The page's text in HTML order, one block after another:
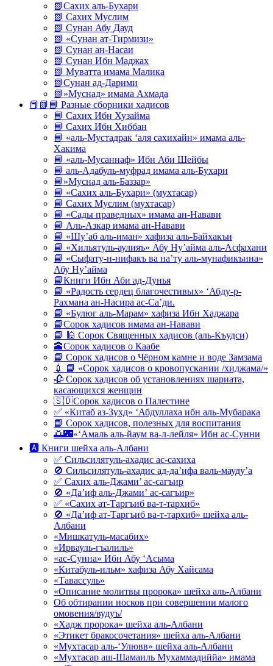
📗Сахих аль-Бухари
📗 Сахих Муслим
📗 Сунан Абу Дауд
📗 «Сунан ат-Тирмизи»
📗 Сунан ан-Насаи
📗 Сунан Ибн Маджах
📗 Муватта имама Малика
📗Сунан ад-Дарими
📗»Муснад» имама Ахмада
📕📗📘 Разные сборники хадисов
📘 Сахих Ибн Хузайма
📘 Сахих Ибн Хиббан
📘 «аль-Мустадрак ‘аля сахихайн» имама аль-
Хакима
📘 «аль-Мусаннаф» Ибн Аби Шейбы
📘 аль-Адабуль-муфрад имама аль-Бухари
📘»Муснад аль-Баззар»
📘 «Сахих аль-Бухари» (мухтасар)
📘 Сахих Муслим (мухтасар)
📘 «Сады праведных» имама ан-Навави
📘 Аль-Азкар имама ан-Навави
📘 «Шу’аб аль-иман» хафиза аль-Байхакъи
📘 «Хильятуль-аулияъ» Абу Ну’айма аль-Асфахани
📘 «Сыфату-н-нифакъ ва на’ту аль-мунафикъина»
Абу Ну’айма
📘Книги Ибн Аби ад-Дунья
📘 «Радость сердец благочестивых» ‘Абду-р-
Рахмана ан-Насира ас-Са’ди.
📘 «Булюг аль-Марам» хафиза Ибн Хаджара
📘Сорок хадисов имама ан-Навави
📘 🕌 Сорок Священных хадисов (аль-Къудси)
🕋Сорок хадисов о Каабе
📘 Сорок хадисов о Чёрном камне и воде Замзама
💉 📘 «Сорок хадисов о кровопускании /хиджама/»
🥀 Сорок хадисов об установлениях шариата,
касающихся женщин
🇸🇩Сорок хадисов о Палестине
✅ «Китаб аз-Зухд» ‘Абдуллаха ибн аль-Мубарака
📘 Сорок хадисов, полезных для воспитания
🌅🌃«‘Амаль аль-йаум ва-л-лейля» Ибн ас-Сунни
🅰 Книги шейха аль-Албани
✅ Сильсилятуль-ахадис ас-сахиха
🚫 Сильсилятуль-ахадис ад-да’ифа валь-мауду’а
✅ Сахих аль-Джами’ ас-сагъир
🚫 «Да’иф аль-Джами’ ас-сагъир»
✅ «Сахих ат-Таргъиб ва-т-тархиб»
🚫 «Да’иф ат-Таргъиб ва-т-тархиб» шейха аль-
Албани
«Мишкатуль-масабих»
«Ирвауль-гъалиль»
«ас-Сунна» Ибн Абу ‘Асыма
«Китабуль-ильм» хафиза Абу Хайсама
«Тавассуль»
«Описание молитвы пророка» шейха аль-Албани
Об обтирании носков при совершении малого
омовения/вудуъ/
«Хадж пророка» шейха аль-Албани
«Этикет бракосочетания» шейха аль-Албани
«Мухтасар аль-‘Улювв» шейха аль-Албани
«Мухтасар аш-Шамаиль Мухаммадиййа» имама